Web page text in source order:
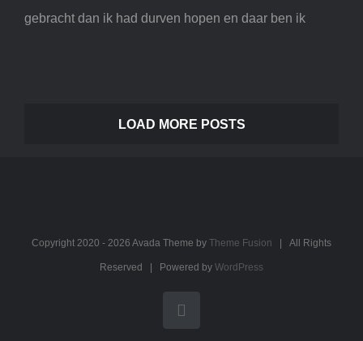
gebracht dan ik had durven hopen en daar ben ik
LOAD MORE POSTS
Copyright 2020 - 2026 Avada Theme by Theme Fusion | All Rights
Reserved | Powered by WordPress
LinkedIn